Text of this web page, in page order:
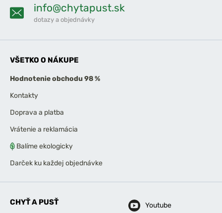
info@chytapust.sk
dotazy a objednávky
VŠETKO O NÁKUPE
Hodnotenie obchodu 98 %
Kontakty
Doprava a platba
Vrátenie a reklamácia
Balíme ekologicky
Darček ku každej objednávke
CHYŤ A PUSŤ
Youtube